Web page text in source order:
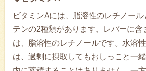
ビタミンAには、脂溶性のレチノール
テンの2種類があります。レバーに含
は、脂溶性のレチノールです。水溶
は、過剰に摂取してもおしっこと一